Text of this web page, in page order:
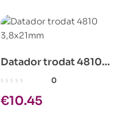
Datador trodat 4810
3,8x21mm
0
€10.45